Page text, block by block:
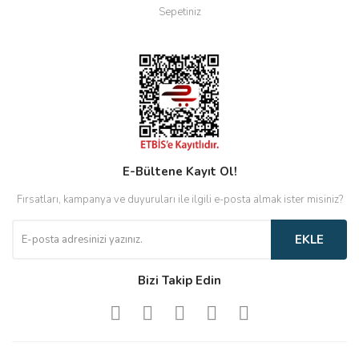
Sepetiniz
E-Bültene Kayıt Ol!
Fırsatları, kampanya ve duyuruları ile ilgili e-posta almak ister misiniz?
EKLE
Bizi Takip Edin